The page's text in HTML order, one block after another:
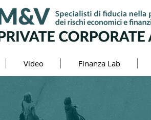
Video Finanza Lab